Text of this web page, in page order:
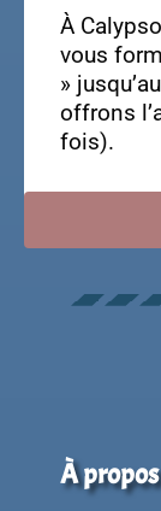
À
vous
»
offrons
fois).
À